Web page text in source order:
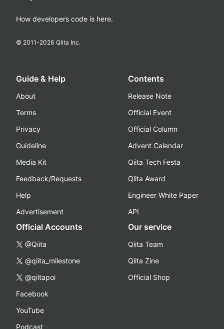
How developers code is here.
© 2011-2026 Qiita Inc.
Guide & Help
About
Terms
Privacy
Guideline
Media Kit
Feedback/Requests
Help
Advertisement
Contents
Release Note
Official Event
Official Column
Advent Calendar
Qiita Tech Festa
Qiita Award
Engineer White Paper
API
Official Accounts
@Qiita
@qiita_milestone
@qiitapoi
Facebook
YouTube
Podcast
Our service
Qiita Team
Qiita Zine
Official Shop